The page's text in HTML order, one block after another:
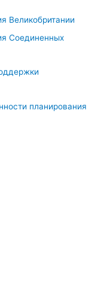
Великобритании
Соединенных
планирования